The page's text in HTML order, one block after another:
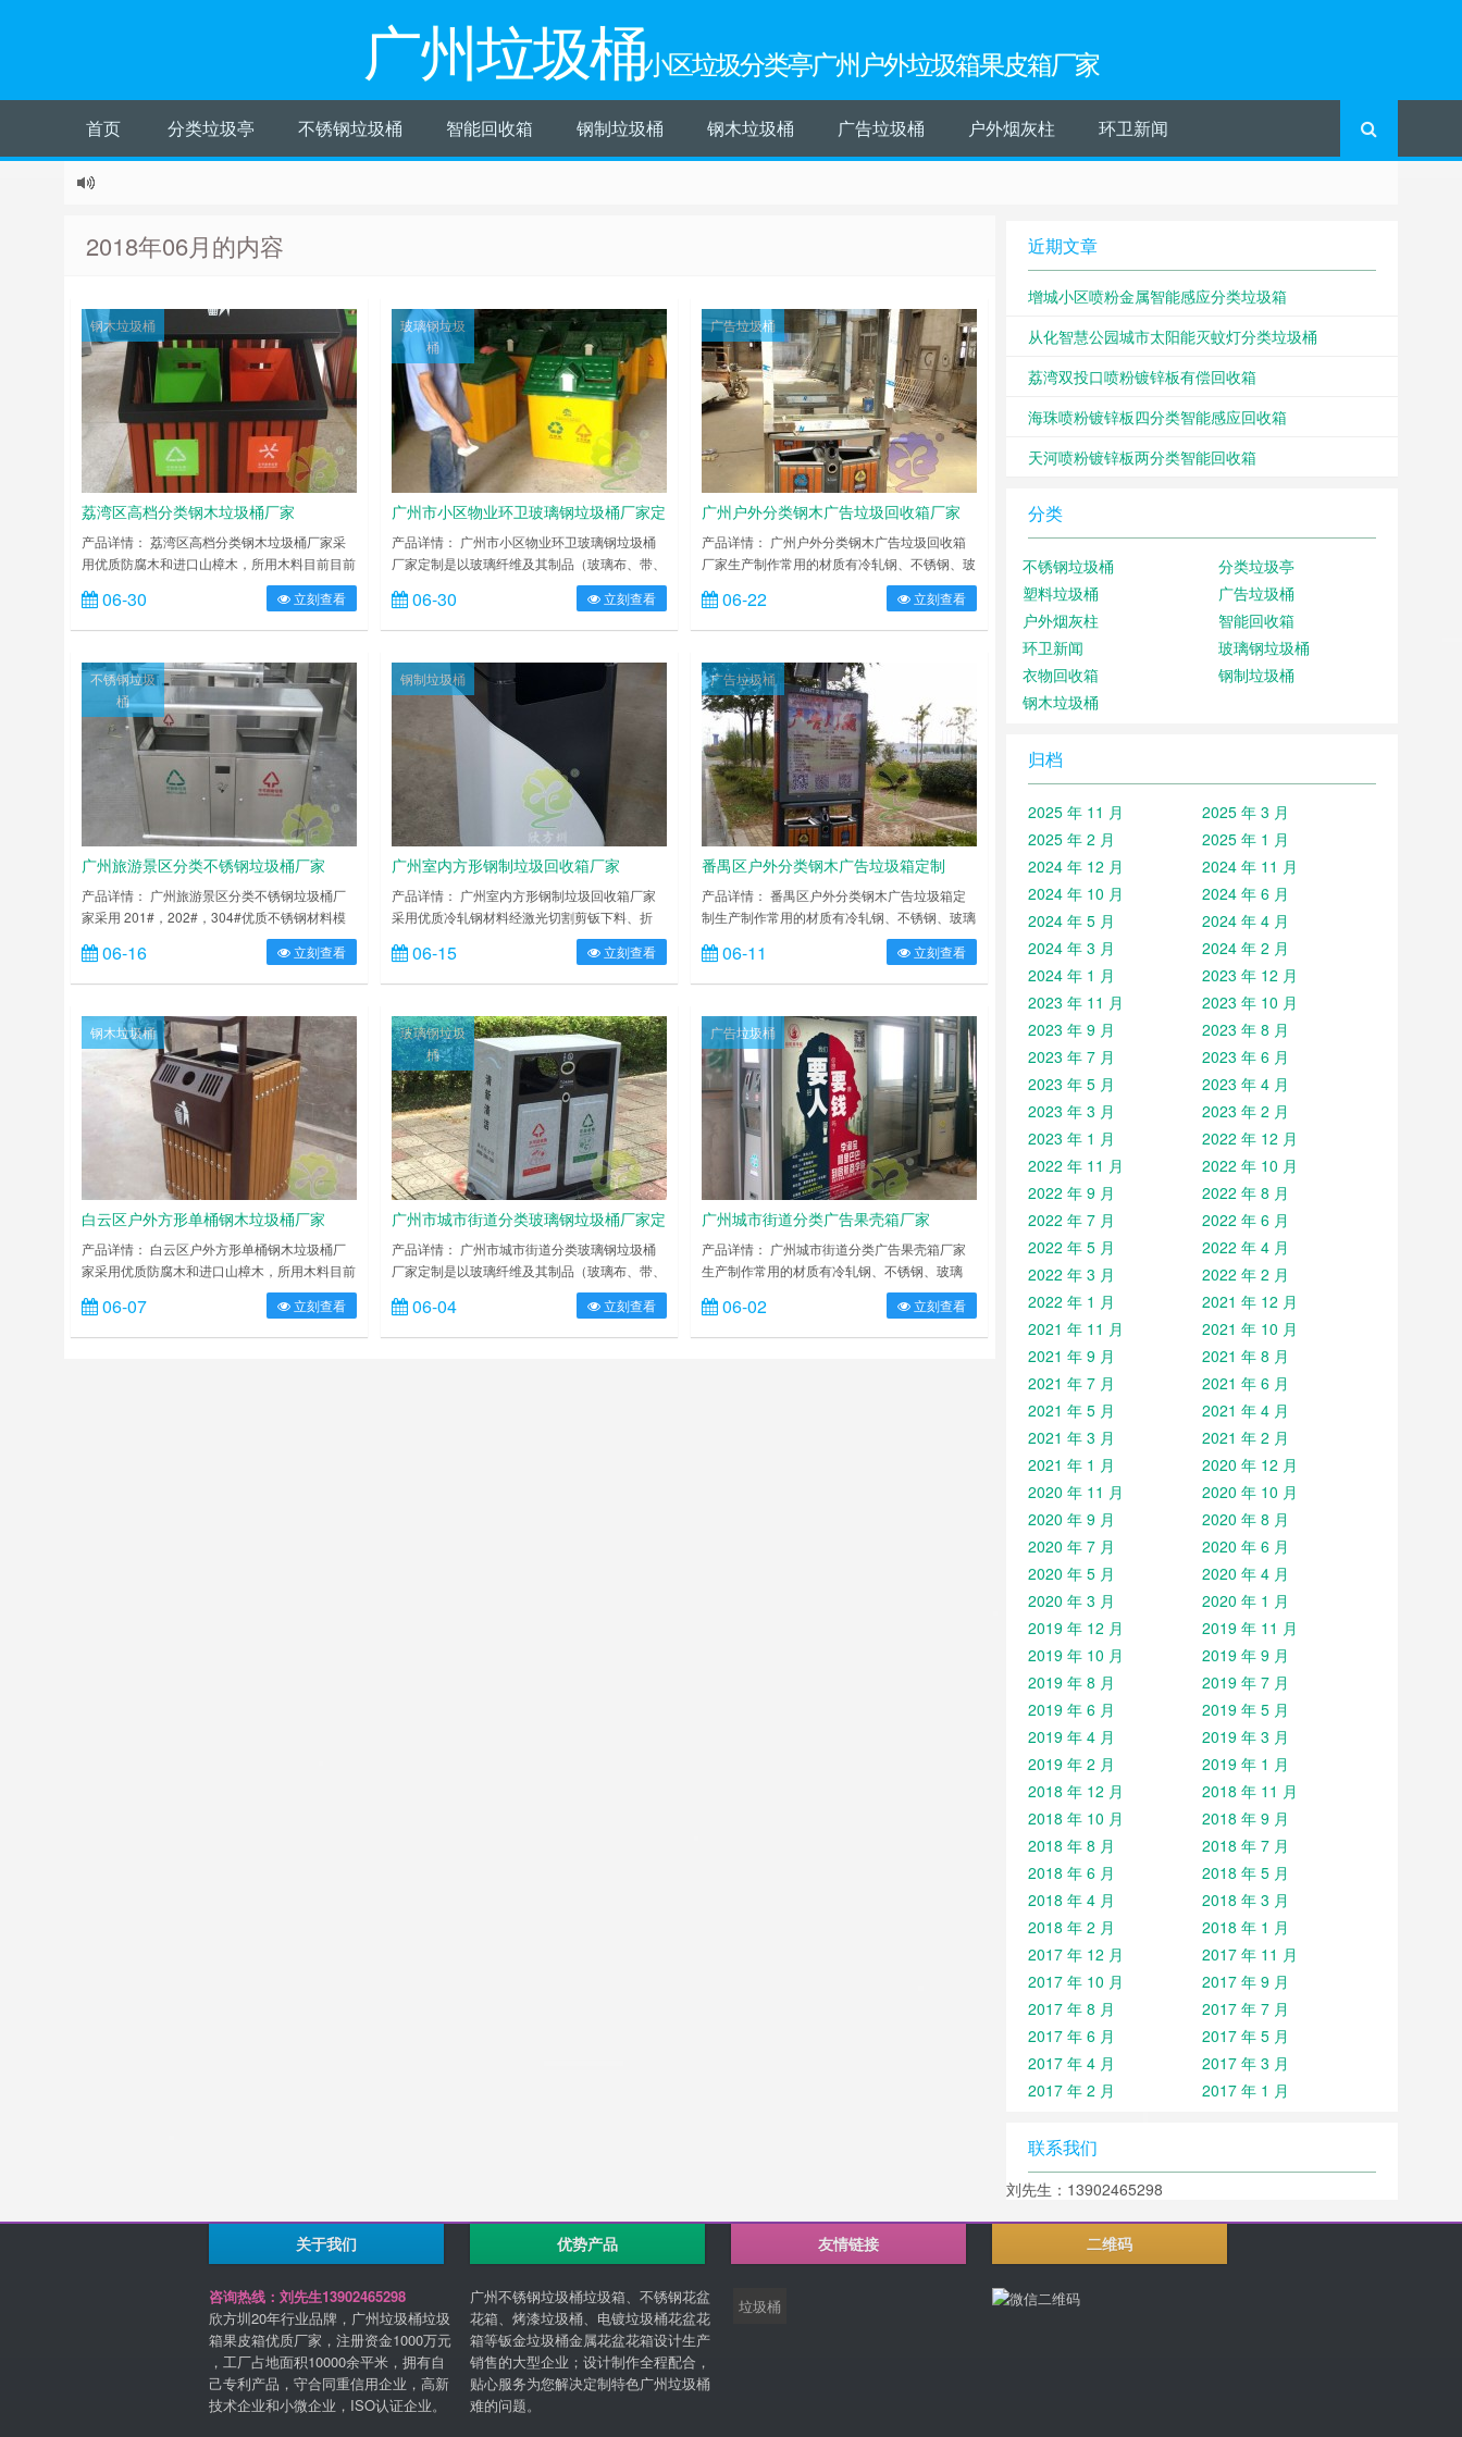
广州垃圾桶小区垃圾分类亭广州户外垃圾箱果皮箱厂家
首页 分类垃圾亭 不锈钢垃圾桶 智能回收箱 钢制垃圾桶 钢木垃圾桶 广告垃圾桶 户外烟灰柱 环卫新闻
2018年06月的内容
钢木垃圾桶
荔湾区高档分类钢木垃圾桶厂家
产品详情： 荔湾区高档分类钢木垃圾桶厂家采
用优质防腐木和进口山樟木，所用木料目前目前
均需烘干脱水、压刨、砂光、打磨，封孔处理后
再喷专用户外油漆，色泽持久，使用寿命长。也
可选用更高档次的塑木代替实木。新型环保材料
用具有不变形、不退色、不开裂等特点，使用寿
命远超高端木材。桶身钢制部分经酸洗磷化进行
静电喷涂或烤漆处理，钢木……
06-30 立刻查看
玻璃钢垃圾
桶
广州市小区物业环卫玻璃钢垃圾桶厂家定
制
产品详情： 广州市小区物业环卫玻璃钢垃圾桶
厂家定制是以玻璃纤维及其制品（玻璃布、带、
毡、纱等）作为增强材料，以合成树脂作基体材
料的一种复合材料，根据成型工艺有手糊玻璃钢
垃圾桶和模压玻璃钢垃圾桶。纤维增强复合材料
和内胆部分经过打磨、除尘、喷漆等一系列后期
工艺然后出成品。它具有强度高，耐腐蚀，耐酸
碱，抗老化，太阳暴晒下不……
06-30 立刻查看
广告垃圾桶
广州户外分类钢木广告垃圾回收箱厂家
产品详情： 广州户外分类钢木广告垃圾回收箱
厂家生产制作常用的材质有冷轧钢、不锈钢、玻
璃钢；产品造型经典时尚，整体结构牢靠，箱体
箱底连体式设计，底座可固定地上，抗打击，抗
风力。控制箱体高度，广告桶高度设计在 1.8 米
桶减轻环卫工人清理劳动强度，投口与清理口一
体设计，便于垃圾入箱及清理。广告垃圾箱具有
投入成本低，直接受……
06-22 立刻查看
不锈钢垃圾
桶
广州旅游景区分类不锈钢垃圾桶厂家
产品详情： 广州旅游景区分类不锈钢垃圾桶厂
家采用 201#，202#，304#优质不锈钢材料模
压成型，坚固耐用，不易破损；耐火安全，抗高
低温，适合各种恶劣气候条件；金属亮泽，高雅
美观，广泛适用于各种机场、商场高档场所；内
锌板内桶，便于垃圾清倒；激光切割开料，尺寸
精准，投口无缝焊接成型，打磨抛光处理圆滑不
割手，传志环保……
06-16 立刻查看
钢制垃圾桶
广州室内方形钢制垃圾回收箱厂家
产品详情： 广州室内方形钢制垃圾回收箱厂家
采用优质冷轧钢材料经激光切割剪钣下料、折
弯、冲压、焊接、打磨、等工艺：表面经过除
油、喷砂防锈处理后，再进行酸洗磷化处理；表
面清理干燥后整体进行静电喷涂或烤漆处理，静
却，加工后的塑粉附着力强，不易剥落，这样制
作而成的钢制垃圾桶户外防锈效果好，整体坚固
耐用。 广州室内方形钢制垃圾……
06-15 立刻查看
广告垃圾桶
番禺区户外分类钢木广告垃圾箱定制
产品详情： 番禺区户外分类钢木广告垃圾箱定
制生产制作常用的材质有冷轧钢、不锈钢、玻璃
钢；产品造型经典时尚，整体结构牢靠，箱体箱
底连体式设计，底座可固定地上，抗打击，抗风
力。控制箱体高度，广告桶高度设计在 1.8 米左
减轻环卫工人清理劳动强度，投口与清理口一体
设计，便于垃圾入箱及清理。广告垃圾箱具有投
入成本低，直接受众……
06-11 立刻查看
钢木垃圾桶
白云区户外方形单桶钢木垃圾桶厂家
产品详情： 白云区户外方形单桶钢木垃圾桶厂
家采用优质防腐木和进口山樟木，所用木料目前
目前均需烘干脱水、压刨、砂光、打磨，封孔处
理后再喷专用户外油漆，色泽持久，使用寿命
长。也可选用更高档次的塑木代替实木。新型环
06-07 立刻查看
玻璃钢垃圾
桶
广州市城市街道分类玻璃钢垃圾桶厂家定
制
产品详情： 广州市城市街道分类玻璃钢垃圾桶
厂家定制是以玻璃纤维及其制品（玻璃布、带、
毡、纱等）作为增强材料，以合成树脂作基体材
料的一种复合材料，根据成型工艺有手糊玻璃钢
垃圾桶和模压玻璃钢垃圾桶。纤维增强复合材料
06-04 立刻查看
广告垃圾桶
广州城市街道分类广告果壳箱厂家
产品详情： 广州城市街道分类广告果壳箱厂家
生产制作常用的材质有冷轧钢、不锈钢、玻璃
钢；产品造型经典时尚，整体结构牢靠，箱体箱
底连体式设计，底座可固定地上，抗打击，抗风
力。控制箱体高度，广告桶高度设计在 1.8 米左
06-02 立刻查看
近期文章
增城小区喷粉金属智能感应分类垃圾箱
从化智慧公园城市太阳能灭蚊灯分类垃圾桶
荔湾双投口喷粉镀锌板有偿回收箱
海珠喷粉镀锌板四分类智能感应回收箱
天河喷粉镀锌板两分类智能回收箱
分类
不锈钢垃圾桶
分类垃圾亭
塑料垃圾桶
广告垃圾桶
户外烟灰柱
智能回收箱
环卫新闻
玻璃钢垃圾桶
衣物回收箱
钢制垃圾桶
钢木垃圾桶
归档
2025 年 11 月
2025 年 3 月
2025 年 2 月
2025 年 1 月
2024 年 12 月
2024 年 11 月
2024 年 10 月
2024 年 6 月
2024 年 5 月
2024 年 4 月
2024 年 3 月
2024 年 2 月
2024 年 1 月
2023 年 12 月
2023 年 11 月
2023 年 10 月
2023 年 9 月
2023 年 8 月
2023 年 7 月
2023 年 6 月
2023 年 5 月
2023 年 4 月
2023 年 3 月
2023 年 2 月
2023 年 1 月
2022 年 12 月
2022 年 11 月
2022 年 10 月
2022 年 9 月
2022 年 8 月
2022 年 7 月
2022 年 6 月
2022 年 5 月
2022 年 4 月
2022 年 3 月
2022 年 2 月
2022 年 1 月
2021 年 12 月
2021 年 11 月
2021 年 10 月
2021 年 9 月
2021 年 8 月
2021 年 7 月
2021 年 6 月
2021 年 5 月
2021 年 4 月
2021 年 3 月
2021 年 2 月
2021 年 1 月
2020 年 12 月
2020 年 11 月
2020 年 10 月
2020 年 9 月
2020 年 8 月
2020 年 7 月
2020 年 6 月
2020 年 5 月
2020 年 4 月
2020 年 3 月
2020 年 1 月
2019 年 12 月
2019 年 11 月
2019 年 10 月
2019 年 9 月
2019 年 8 月
2019 年 7 月
2019 年 6 月
2019 年 5 月
2019 年 4 月
2019 年 3 月
2019 年 2 月
2019 年 1 月
2018 年 12 月
2018 年 11 月
2018 年 10 月
2018 年 9 月
2018 年 8 月
2018 年 7 月
2018 年 6 月
2018 年 5 月
2018 年 4 月
2018 年 3 月
2018 年 2 月
2018 年 1 月
2017 年 12 月
2017 年 11 月
2017 年 10 月
2017 年 9 月
2017 年 8 月
2017 年 7 月
2017 年 6 月
2017 年 5 月
2017 年 4 月
2017 年 3 月
2017 年 2 月
2017 年 1 月
联系我们
刘先生：13902465298
关于我们
咨询热线：刘先生13902465298
欣方圳20年行业品牌，广州垃圾桶垃圾
箱果皮箱优质厂家，注册资金1000万元
，工厂占地面积10000余平米，拥有自
己专利产品，守合同重信用企业，高新
技术企业和小微企业，ISO认证企业。
优势产品
广州不锈钢垃圾桶垃圾箱、不锈钢花盆
花箱、烤漆垃圾桶、电镀垃圾桶花盆花
箱等钣金垃圾桶金属花盆花箱设计生产
销售的大型企业；设计制作全程配合，
贴心服务为您解决定制特色广州垃圾桶
难的问题。
友情链接
垃圾桶
二维码